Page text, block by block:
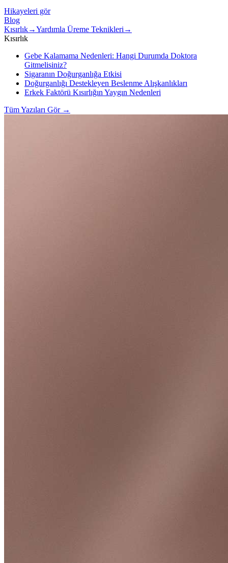
Hikayeleri gör
Blog
Kısırlık→Yardımla Üreme Teknikleri →
Kısırlık
Gebe Kalamama Nedenleri: Hangi Durumda Doktora
Gitmelisiniz?
Sigaranın Doğurganlığa Etkisi
Doğurganlığı Destekleyen Beslenme Alışkanlıkları
Erkek Faktörü Kısırlığın Yaygın Nedenleri
Tüm Yazıları Gör →